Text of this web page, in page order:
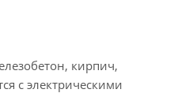
кирпич,
с электрическими